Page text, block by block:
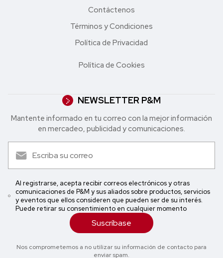
Contáctenos
Términos y Condiciones
Política de Privacidad
Política de Cookies
NEWSLETTER P&M
Mantente informado en tu correo con la mejor in formación
en mercadeo, publicidad y comunicaciones.
Al registrarse, acepta recibir correos electrónicos y otras
comunicaciones de P&M y sus aliados sobre productos, servicios
y eventos que ellos consideren que pueden ser de su interés.
Puede retirar su consentimiento en cualquier momento
Suscríbase
Nos comprometemos a no utilizar su información de contacto para
enviar spam.